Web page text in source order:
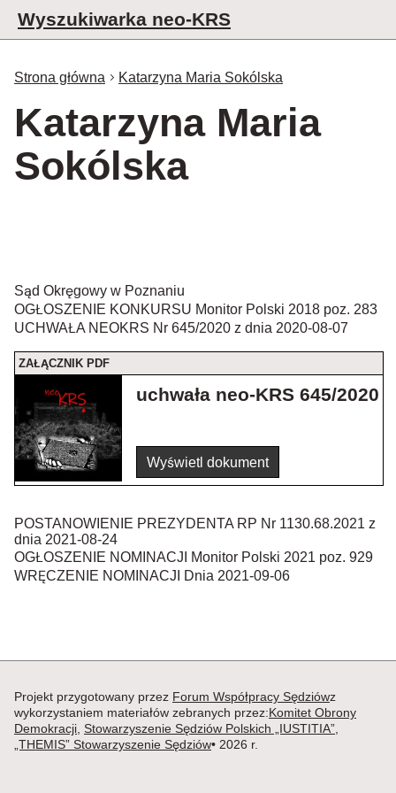
Wyszukiwarka neo-KRS
Strona główna Katarzyna Maria Sokólska
Katarzyna Maria
Sokólska
Sąd Okręgowy w Poznaniu
OGŁOSZENIE KONKURSU Monitor Polski 2018 poz. 283
UCHWAŁA NEOKRS Nr 645/2020 z dnia 2020-08-07
ZAŁĄCZNIK PDF
uchwała neo-KRS 645/2020
Wyświetl dokument
POSTANOWIENIE PREZYDENTA RP Nr 1130.68.2021 z
dnia 2021-08-24
OGŁOSZENIE NOMINACJI Monitor Polski 2021 poz. 929
WRĘCZENIE NOMINACJI Dnia 2021-09-06
Projekt przygotowany przez Forum Współpracy Sędziówz
wykorzystaniem materiałów zebranych przez:Komitet Obrony
Demokracji Stowarzyszenie Sędziów Polskich „IUSTITIA”
„THEMIS” Stowarzyszenie Sędziów• 2026 r.